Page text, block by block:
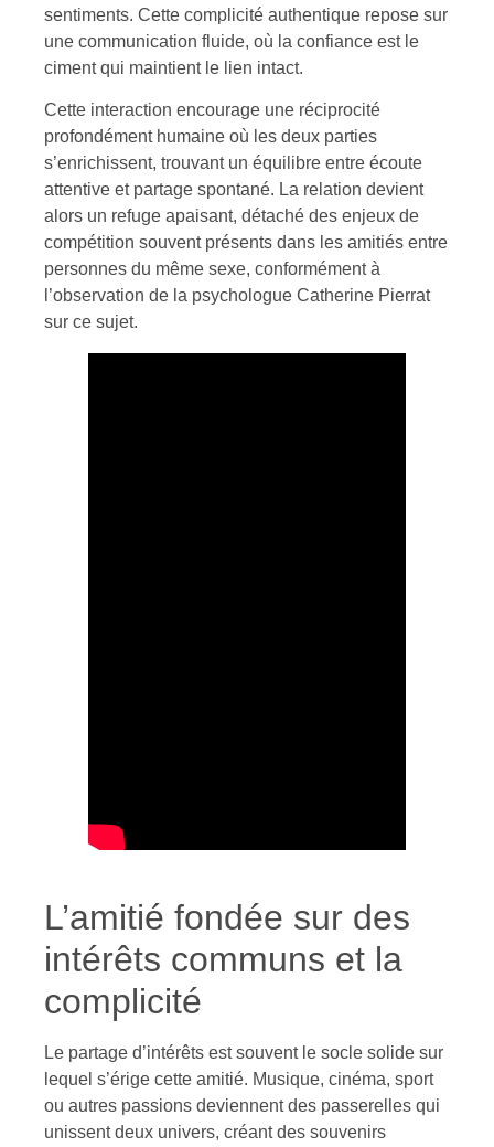
sentiments. Cette complicité authentique repose sur
une communication fluide, où la confiance est le
ciment qui maintient le lien intact.
Cette interaction encourage une réciprocité
profondément humaine où les deux parties
s’enrichissent, trouvant un équilibre entre écoute
attentive et partage spontané. La relation devient
alors un refuge apaisant, détaché des enjeux de
compétition souvent présents dans les amitiés entre
personnes du même sexe, conformément à
l’observation de la psychologue Catherine Pierrat
sur ce sujet.
L’amitié fondée sur des
intérêts communs et la
complicité
Le partage d’intérêts est souvent le socle solide sur
lequel s’érige cette amitié. Musique, cinéma, sport
ou autres passions deviennent des passerelles qui
unissent deux univers, créant des souvenirs